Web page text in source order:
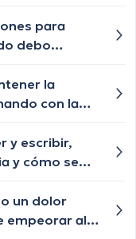
podría estar
para
debo
la
con la
y escribir,
y cómo se
un dolor
empeorar al